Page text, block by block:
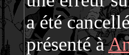
a été
présenté à